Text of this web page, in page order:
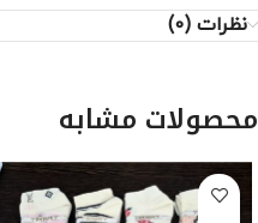
نظرات (0)
محصولات مشابه